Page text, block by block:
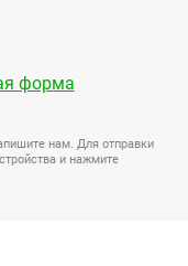
форма
нам. Для отправки
и нажмите